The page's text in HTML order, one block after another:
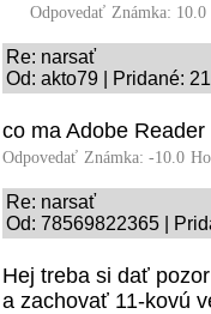
Odpovedať Známka: 10.0
Re: narsať
Od: akto79 | Pridané:
co ma Adobe
Odpovedať Známka: -10.0
Re: narsať
Od: 78569822365 |
Hej treba si dať
a zachovať 11-kovú